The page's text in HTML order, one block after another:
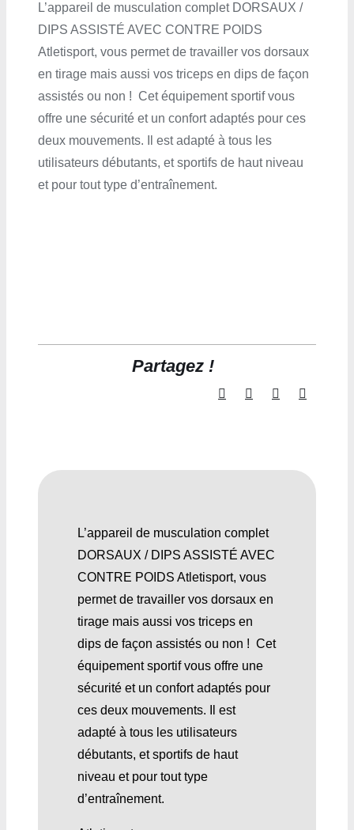
L’appareil de musculation complet DORSAUX /
DIPS ASSISTÉ AVEC CONTRE POIDS
Atletisport, vous permet de travailler vos dorsaux
en tirage mais aussi vos triceps en dips de façon
assistés ou non ! Cet équipement sportif vous
offre une sécurité et un confort adaptés pour ces
deux mouvements. Il est adapté à tous les
utilisateurs débutants, et sportifs de haut niveau
et pour tout type d’entraînement.
Partagez !
L’appareil de musculation complet
DORSAUX / DIPS ASSISTÉ AVEC
CONTRE POIDS Atletisport, vous
permet de travailler vos dorsaux en
tirage mais aussi vos triceps en
dips de façon assistés ou non ! Cet
équipement sportif vous offre une
sécurité et un confort adaptés pour
ces deux mouvements. Il est
adapté à tous les utilisateurs
débutants, et sportifs de haut
niveau et pour tout type
d’entraînement.